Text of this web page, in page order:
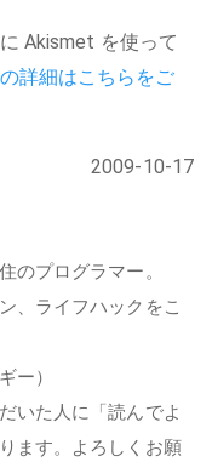
Akismet を使って
詳細はこちらをご
2009-10-17
のプログラマー。
、ライフハックをこ
ー）
いた人に「読んでよ
ます。よろしくお願